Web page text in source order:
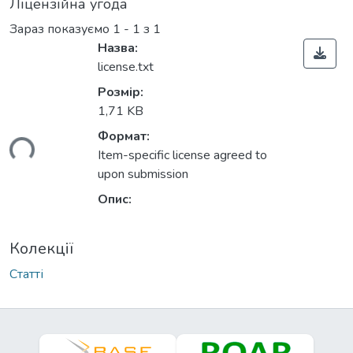
Ліцензійна угода
Зараз показуємо 1 - 1 з 1
Назва:
license.txt
Розмір:
1,71 KB
Формат:
Item-specific license agreed to
upon submission
Опис:
Колекції
Статті